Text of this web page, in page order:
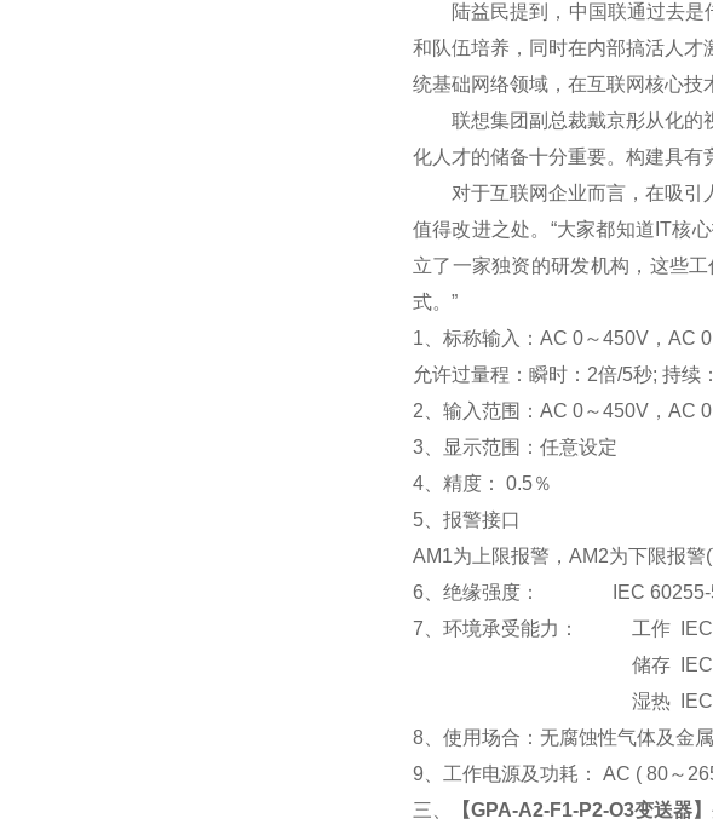
陆益民提到，中国联通过去是传
和队伍培养，同时在内部搞活人
统基础网络领域，在互联网核心技
联想集团副总裁戴京彤从化的视
化人才的储备十分重要。构建具有
对于互联网企业而言，在吸引人
值得改进之处。“大家都知道IT核
立了一家独资的研发机构，这些
式。”
1 、标称输入：AC 0～450V ，AC 0
允许过量程：瞬时：2倍/5秒; 持续
2 、输入范围：AC 0～450V ，AC 0
3
显示范围： 任意设定
4 、精度： 0.5％
5
报警接口
AM1为上限报警，AM2为下限报警
6
绝缘强度： IEC 60255-5
7
环境承受能力： 工作
储存
湿热
8 、使用场合：无腐蚀性气体及金
9 、工作电源及功耗： AC ( 80～
三、
【GPA-A2-F1-P2-O3变送器】